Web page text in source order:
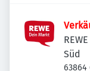
Süd
63864